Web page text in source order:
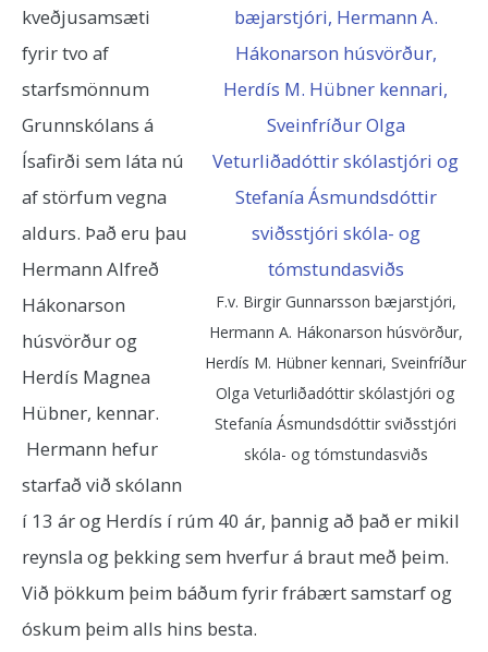
F.v. Birgir Gunnarsson bæjarstjóri,
Hermann A. Hákonarson húsvörður,
Herdís M. Hübner kennari, Sveinfríður
Olga Veturliðadóttir skólastjóri og
Stefanía Ásmundsdóttir sviðsstjóri
skóla- og tómstundasviðs
kveðjusamsæti
fyrir tvo af
starfsmönnum
Grunnskólans á
Ísafirði sem láta nú
af störfum vegna
aldurs. Það eru þau
Hermann Alfreð
Hákonarson
húsvörður og
Herdís Magnea
Hübner, kennar.
Hermann hefur
starfað við skólann
í 13 ár og Herdís í rúm 40 ár, þannig að það er mikil
reynsla og þekking sem hverfur á braut með þeim.
Við þökkum þeim báðum fyrir frábært samstarf og
óskum þeim alls hins besta.